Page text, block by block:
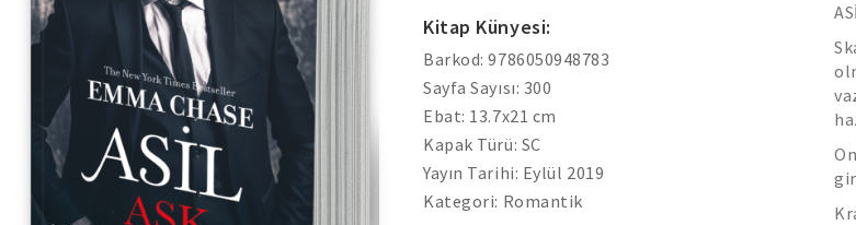
Kitap Künyesi:
Barkod: 9786050948783
Sayfa Sayısı: 300
Ebat: 13.7x21 cm
Kapak Türü: SC
Yayın Tarihi: Eylül 2019
Kategori: Romantik